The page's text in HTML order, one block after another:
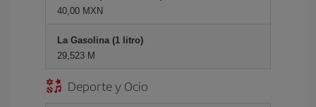
40,00 MXN
La Gasolina (1 litro)
29,523 M
Deporte y Ocio